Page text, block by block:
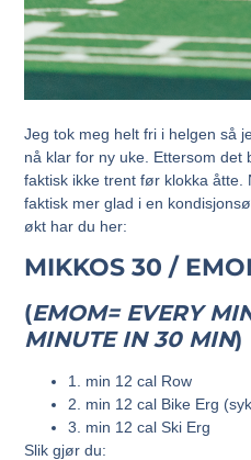
Jeg tok meg helt fri i helgen så
nå klar for ny uke. Ettersom det
faktisk ikke trent før klokka åtte.
faktisk mer glad i en
økt har du her:
MIKKOS 30 /
(EMOM= EVERY
MINUTE IN 30 MIN)
1. min 12 cal Row
2. min 12 cal Bike Erg
3. min 12 cal Ski Erg
Slik gjør du: